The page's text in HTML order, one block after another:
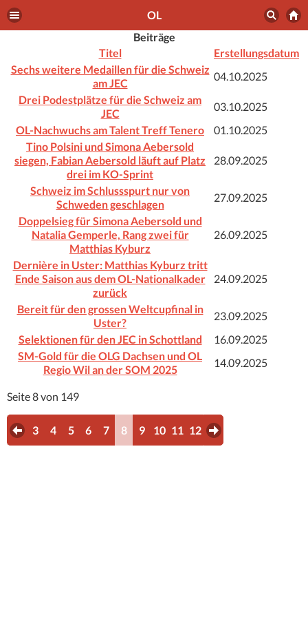
OL
Beiträge
Titel
Erstellungsdatum
Sechs weitere Medaillen für die Schweiz
am JEC
04.10.2025
Drei Podestplätze für die Schweiz am
JEC
03.10.2025
OL-Nachwuchs am Talent Treff Tenero
01.10.2025
Tino Polsini und Simona Aebersold
siegen, Fabian Aebersold läuft auf Platz
drei im KO-Sprint
28.09.2025
Schweiz im Schlussspurt nur von
Schweden geschlagen
27.09.2025
Doppelsieg für Simona Aebersold und
Natalia Gemperle, Rang zwei für
Matthias Kyburz
26.09.2025
Dernière in Uster: Matthias Kyburz tritt
Ende Saison aus dem OL-Nationalkader
zurück
24.09.2025
Bereit für den grossen Weltcupfinal in
Uster?
23.09.2025
Selektionen für den JEC in Schottland
16.09.2025
SM-Gold für die OLG Dachsen und OL
Regio Wil an der SOM 2025
14.09.2025
Seite 8 von 149
3 4 5 6 7 8 9 10 11 12